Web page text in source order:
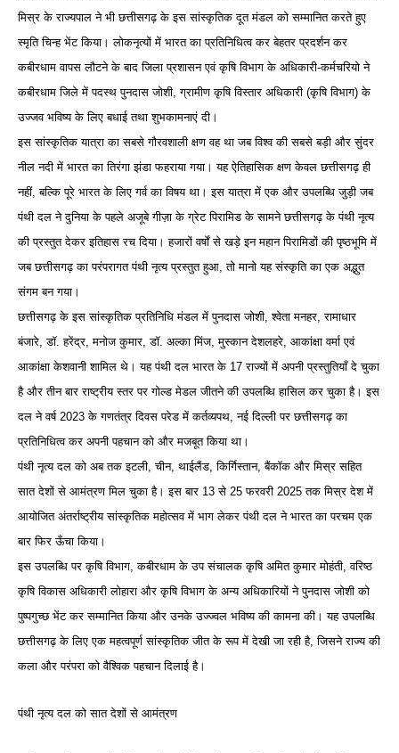
मिस्र के राज्यपाल ने भी छत्तीसगढ़ के इस सांस्कृतिक दूत मंडल को सम्मानित करते हुए
स्मृति चिन्ह भेंट किया। लोकनृत्यों में भारत का प्रतिनिधित्व कर बेहतर प्रदर्शन कर
कबीरधाम वापस लौटने के बाद जिला प्रशासन एवं कृषि विभाग के अधिकारी-कर्मचरियो ने
कबीरधाम जिले में पदस्थ पुनदास जोशी, ग्रामीण कृषि विस्तार अधिकारी (कृषि विभाग) के
उज्जव भविष्य के लिए बधाई तथा शुभकामनाएं दी।
इस सांस्कृतिक यात्रा का सबसे गौरवशाली क्षण वह था जब विश्व की सबसे बड़ी और सुंदर
नील नदी में भारत का तिरंगा झंडा फहराया गया। यह ऐतिहासिक क्षण केवल छत्तीसगढ़ ही
नहीं, बल्कि पूरे भारत के लिए गर्व का विषय था। इस यात्रा में एक और उपलब्धि जुड़ी जब
पंथी दल ने दुनिया के पहले अजूबे गीज़ा के ग्रेट पिरामिड के सामने छत्तीसगढ़ के पंथी नृत्य
की प्रस्तुत देकर इतिहास रच दिया। हजारों वर्षों से खड़े इन महान पिरामिडों की पृष्ठभूमि में
जब छत्तीसगढ़ का परंपरागत पंथी नृत्य प्रस्तुत हुआ, तो मानो यह संस्कृति का एक अद्भुत
संगम बन गया।
छत्तीसगढ़ के इस सांस्कृतिक प्रतिनिधि मंडल में पुनदास जोशी, श्वेता मनहर, रामाधार
बंजारे, डॉ. हरेंद्र, मनोज कुमार, डॉ. अल्का मिंज, मुस्कान देशलहरे, आकांक्षा वर्मा एवं
आकांक्षा केशवानी शामिल थे। यह पंथी दल भारत के 17 राज्यों में अपनी प्रस्तुतियाँ दे चुका
है और तीन बार राष्ट्रीय स्तर पर गोल्ड मेडल जीतने की उपलब्धि हासिल कर चुका है। इस
दल ने वर्ष 2023 के गणतंत्र दिवस परेड में कर्तव्यपथ, नई दिल्ली पर छत्तीसगढ़ का
प्रतिनिधित्व कर अपनी पहचान को और मजबूत किया था।
पंथी नृत्य दल को अब तक इटली, चीन, थाईलैंड, किर्गिस्तान, बैंकॉक और मिस्र सहित
सात देशों से आमंत्रण मिल चुका है। इस बार 13 से 25 फरवरी 2025 तक मिस्र देश में
आयोजित अंतर्राष्ट्रीय सांस्कृतिक महोत्सव में भाग लेकर पंथी दल ने भारत का परचम एक
बार फिर ऊँचा किया।
इस उपलब्धि पर कृषि विभाग, कबीरधाम के उप संचालक कृषि अमित कुमार मोहंती, वरिष्ठ
कृषि विकास अधिकारी लोहारा और कृषि विभाग के अन्य अधिकारियों ने पुनदास जोशी को
पुष्पगुच्छ भेंट कर सम्मानित किया और उनके उज्ज्वल भविष्य की कामना की। यह उपलब्धि
छत्तीसगढ़ के लिए एक महत्वपूर्ण सांस्कृतिक जीत के रूप में देखी जा रही है, जिसने राज्य की
कला और परंपरा को वैश्विक पहचान दिलाई है।
पंथी नृत्य दल को सात देशों से आमंत्रण